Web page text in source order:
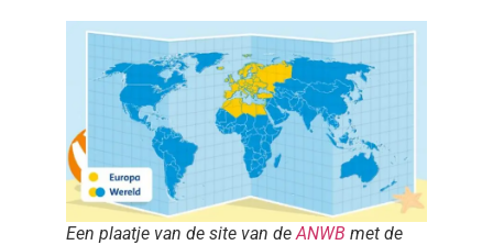
Een plaatje van de site van de ANWB met de